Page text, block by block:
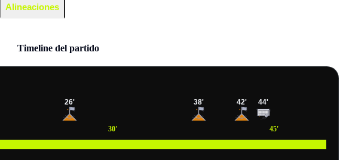
Alineaciones
Timeline del partido
30' 45'
26' 38' 42' 44'